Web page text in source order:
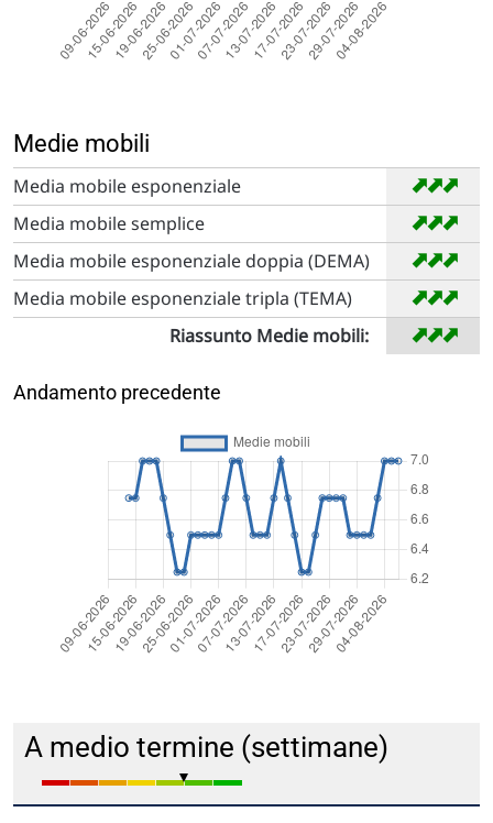
Medie mobili
Media mobile esponenziale ➡
➡
➡
Media mobile semplice ➡
➡
➡
Media mobile esponenziale doppia (DEMA) ➡
➡
➡
Media mobile esponenziale tripla (TEMA) ➡
➡
➡
Riassunto Medie mobili: ➡
➡
➡
Andamento precedente
A medio termine (settimane)